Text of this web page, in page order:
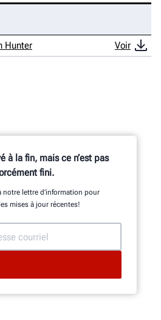
Hunter Voir
à la fin, mais ce n’est pas
fini.
notre lettre d’information pour
mises à jour récentes!